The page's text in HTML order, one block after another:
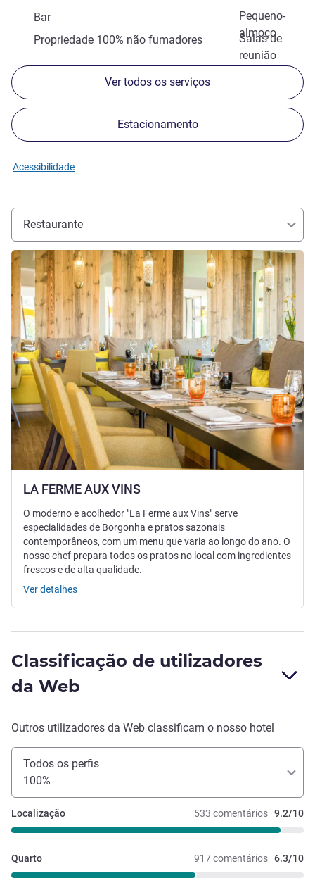
Pequeno-
almoço
Bar
Salas de
reunião
Propriedade 100% não fumadores
Ver todos os serviços
Estacionamento
Acessibilidade
Restaurante
LA FERME AUX VINS
Ver detalhes
O moderno e acolhedor "La Ferme aux Vins" serve
especialidades de Borgonha e pratos sazonais
contemporâneos, com um menu que varia ao longo do ano. O
nosso chef prepara todos os pratos no local com ingredientes
frescos e de alta qualidade.
Ver detalhes
Classificação de utilizadores
da Web
Outros utilizadores da Web classificam o nosso hotel
Todos os perfis
100%
533 comentários 9.2/10
Localização
917 comentários 6.3/10
Quarto